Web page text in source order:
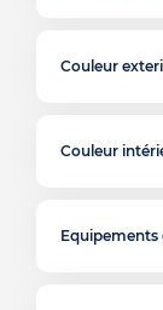
Couleur
Couleur
Equipements